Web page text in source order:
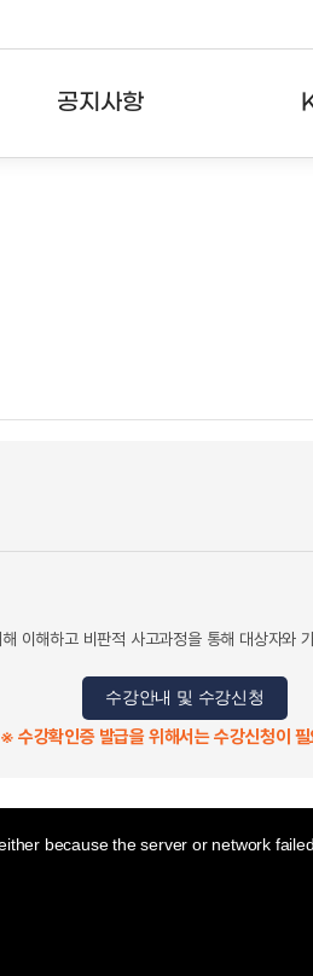
공지사항
이해하고 비판적 사고과정을 통해 대상자와
수강안내 및 수강신청
※ 수강확인증 발급을 위해서는 수강신청이
because the server or network